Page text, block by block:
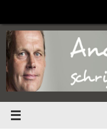
de
inhoud